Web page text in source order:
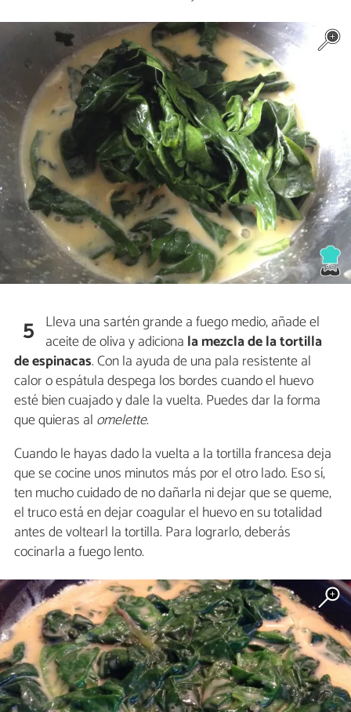
5 Lleva una sartén grande a fuego medio, añade el
aceite de oliva y adiciona la mezcla de la tortilla
de espinacas. Con la ayuda de una pala resistente al
calor o espátula despega los bordes cuando el huevo
esté bien cuajado y dale la vuelta. Puedes dar la forma
que quieras al omelette.
Cuando le hayas dado la vuelta a la tortilla francesa deja
que se cocine unos minutos más por el otro lado. Eso sí,
ten mucho cuidado de no dañarla ni dejar que se queme,
el truco está en dejar coagular el huevo en su totalidad
antes de voltearl la tortilla. Para lograrlo, deberás
cocinarla a fuego lento.